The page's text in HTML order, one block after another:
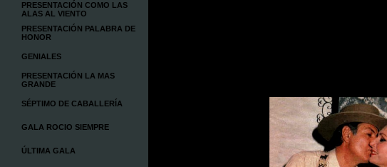
PRESENTACIÓN COMO LAS
ALAS AL VIENTO
PRESENTACIÓN PALABRA DE
HONOR
GENIALES
PRESENTACIÓN LA MAS
GRANDE
SÉPTIMO DE CABALLERÍA
GALA ROCIO SIEMPRE
ÚLTIMA GALA